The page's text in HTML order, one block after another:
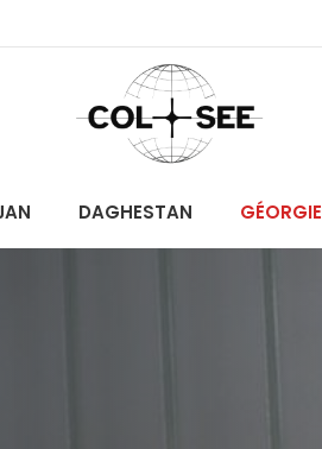
DAGHESTAN GÉORGIE